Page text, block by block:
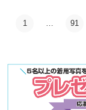
1 … 91